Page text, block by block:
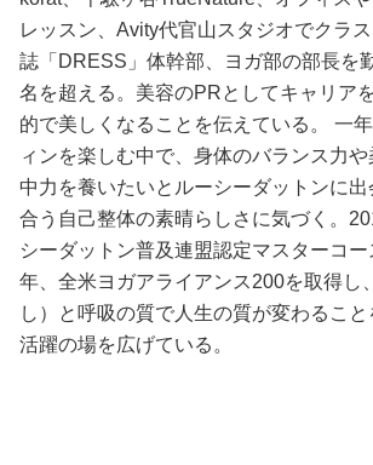
レッスン、Avity代官山スタジオでクラ
誌「DRESS」体幹部、ヨガ部の部長を
名を超える。美容のPRとしてキャリア
的で美しくなることを伝えている。 一
ィンを楽しむ中で、身体のバランス力
中力を養いたいとルーシーダットンに出
合う自己整体の素晴らしさに気づく。
シーダットン普及連盟認定マスターコ
年、全米ヨガアライアンス200を取得し
し）と呼吸の質で人生の質が変わるこ
活躍の場を広げている。